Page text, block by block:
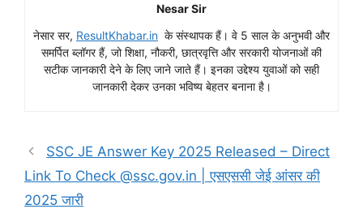
Nesar Sir
नेसार सर, ResultKhabar.in के संस्थापक हैं। वे 5 साल के अनुभवी और
समर्पित ब्लॉगर हैं, जो शिक्षा, नौकरी, छात्रवृत्ति और सरकारी योजनाओं की
सटीक जानकारी देने के लिए जाने जाते हैं। इनका उद्देश्य युवाओं को सही
जानकारी देकर उनका भविष्य बेहतर बनाना है।
SSC JE Answer Key 2025 Released – Direct
Link To Check @ssc.gov.in | एसएससी जेई आंसर की
2025 जारी